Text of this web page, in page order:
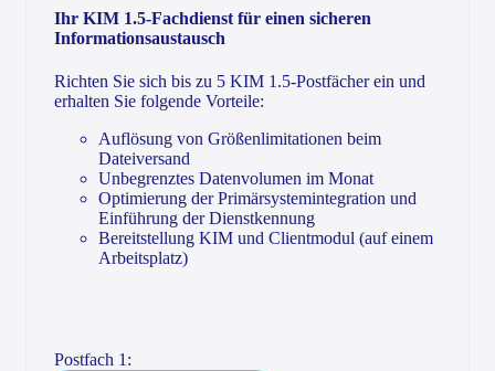
Ihr KIM 1.5-Fachdienst für einen sicheren
Informationsaustausch
Richten Sie sich bis zu 5 KIM 1.5-Postfächer ein und
erhalten Sie folgende Vorteile:
Auflösung von Größenlimitationen beim
Dateiversand
Unbegrenztes Datenvolumen im Monat
Optimierung der Primärsystemintegration und
Einführung der Dienstkennung
Bereitstellung KIM und Clientmodul (auf einem
Arbeitsplatz)
Postfach 1: